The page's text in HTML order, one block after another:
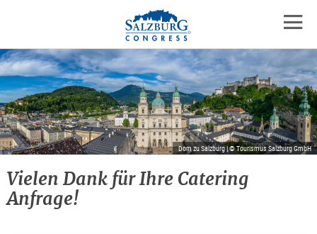
Zum
Inhalt
springen
Zum
Hauptmenü
springen
Zu
den
Kontaktinformationen
Dom zu Salzburg | © Tourismus Salzburg GmbH
Vielen Dank für Ihre Catering
Anfrage!